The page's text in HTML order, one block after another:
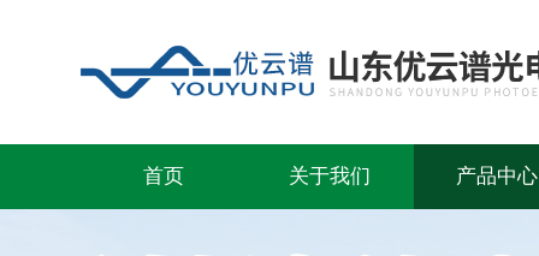
首页 关于我们 产品中心